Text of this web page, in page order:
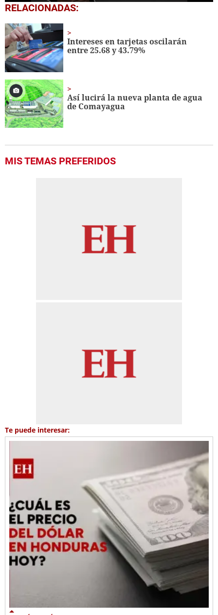
0
seconds
55
seconds
RELACIONADAS:
Intereses en tarjetas oscilarán
entre 25.68 y 43.79%
Así lucirá la nueva planta de agua
de Comayagua
MIS TEMAS PREFERIDOS
Te puede interesar: